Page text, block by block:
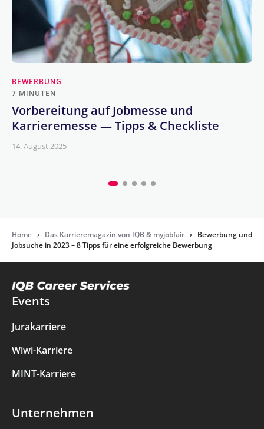
BEWERBUNG
7 MINUTEN
Vorbereitung auf Jobmesse und
Karrieremesse — Tipps & Checkliste
14. August 2025
Home › Das Karrieremagazin von IQB & myjobfair › Bewerbung und
Jobsuche in 2023 – 8 Tipps für eine erfolgreiche Bewerbung
Events
Jurakarriere
Wiwi-Karriere
MINT-Karriere
Unternehmen